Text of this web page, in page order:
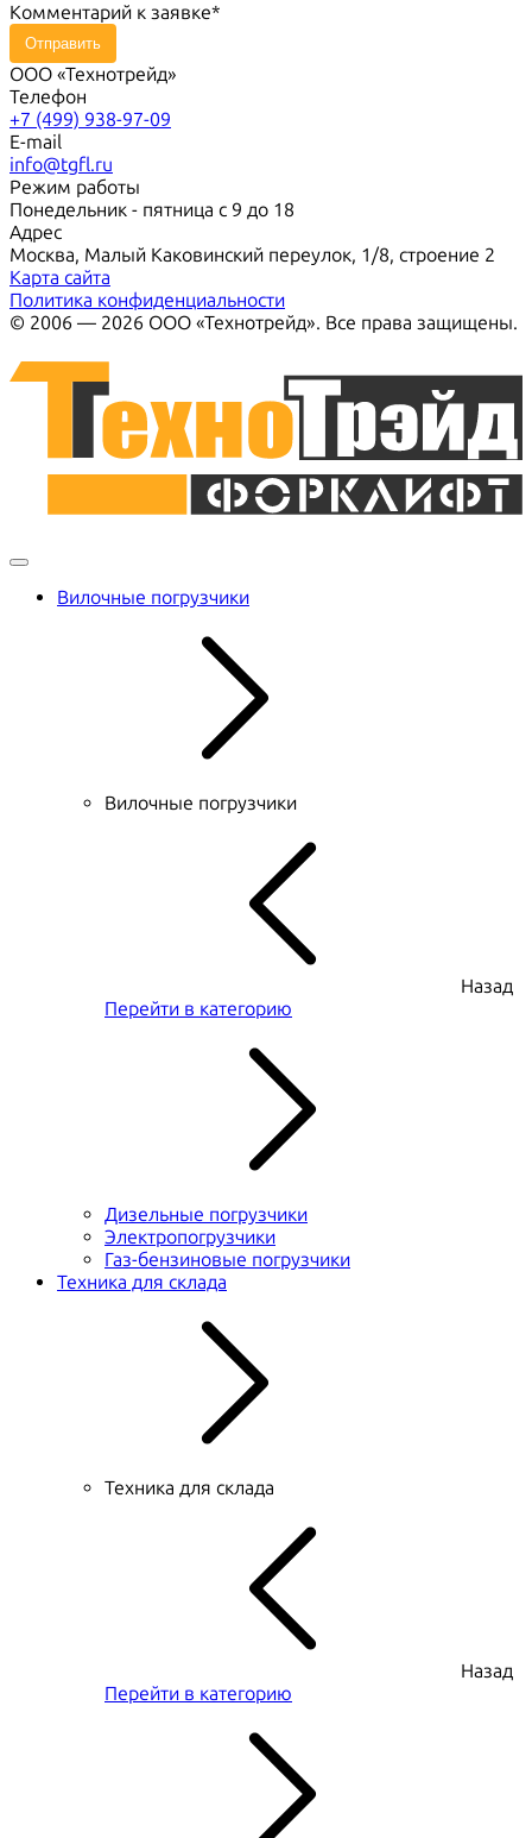
Комментарий к заявке
Отправить
ООО «Технотрейд»
Телефон
+7 (499) 938-97-09
E-mail
info@tgfl.ru
Режим работы
Понедельник - пятница с 9 до 18
Адрес
Москва, Малый Каковинский переулок, 1/8, строение 2
Карта сайта
Политика конфиденциальности
© 2006 — 2026 ООО «Технотрейд». Все права защищены.
Вилочные погрузчики
Вилочные погрузчики
Назад
Перейти в категорию
Дизельные погрузчики
Электропогрузчики
Газ-бензиновые погрузчики
Техника для склада
Техника для склада
Назад
Перейти в категорию